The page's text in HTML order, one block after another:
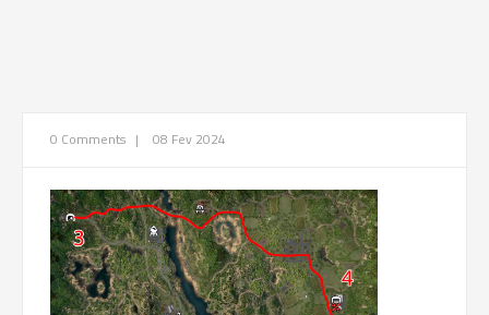
0 Comments | 08 Fev 2024